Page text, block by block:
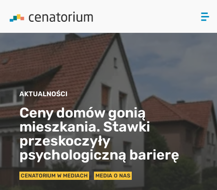
PRODUKTY
O NAS
AKTUALNOŚCI
KONTAKT
AKTUALNOŚCI
Ceny domów gonią
mieszkania. Stawki
przeskoczyły
psychologiczną barierę
CENATORIUM W MEDIACH MEDIA O NAS